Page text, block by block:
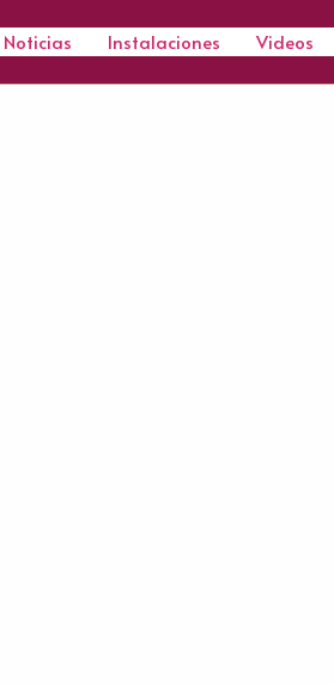
Noticias Instalaciones Videos